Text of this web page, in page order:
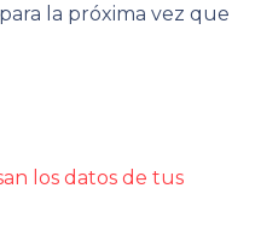
la próxima vez que
los datos de tus